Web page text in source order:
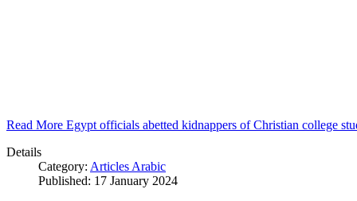
Read More Egypt officials abetted kidnappers of Christian college
Details
Category: Articles Arabic
Published: 17 January 2024